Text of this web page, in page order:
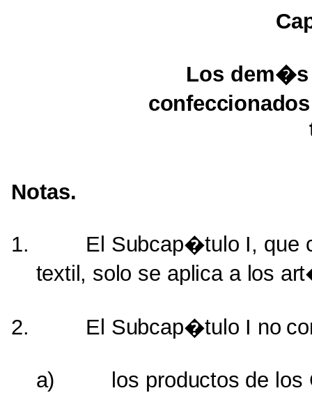
Los
Notas.
1. El Subcap�tulo I, que
textil, solo se aplica a los
2. El Subcap�tulo I no
a) los productos de